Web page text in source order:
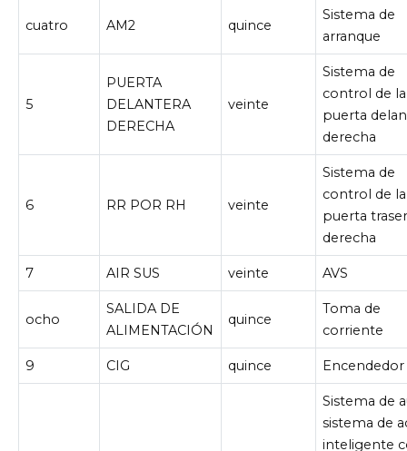
cuatro AM2 quince
Sistema de
arranque
5
PUERTA
DELANTERA
DERECHA
veinte
Sistema de
control de la
puerta
derecha
6 RR POR RH veinte
Sistema de
control de la
puerta
derecha
7 AIR SUS veinte AVS
ocho
SALIDA DE
ALIMENTACIÓN
quince
Toma de
corriente
9 CIG quince Encendedor
Sistema de
sistema de
inteligente